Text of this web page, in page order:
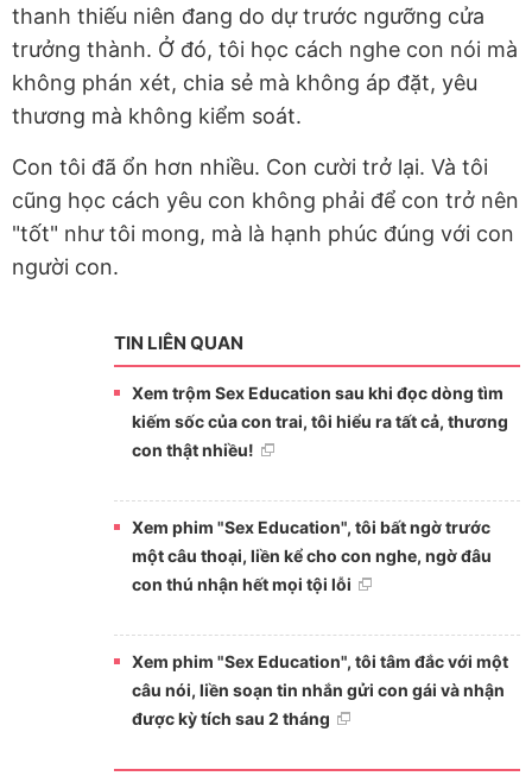
thanh thiếu niên đang do dự trước ngưỡng cửa
trưởng thành. Ở đó, tôi học cách nghe con nói mà
không phán xét, chia sẻ mà không áp đặt, yêu
thương mà không kiểm soát.
Con tôi đã ổn hơn nhiều. Con cười trở lại. Và tôi
cũng học cách yêu con không phải để con trở nên
"tốt" như tôi mong, mà là hạnh phúc đúng với con
người con.
TIN LIÊN QUAN
Xem trộm Sex Education sau khi đọc dòng tìm
kiếm sốc của con trai, tôi hiểu ra tất cả, thương
con thật nhiều!
Xem phim "Sex Education", tôi bất ngờ trước
một câu thoại, liền kể cho con nghe, ngờ đâu
con thú nhận hết mọi tội lỗi
Xem phim "Sex Education", tôi tâm đắc với một
câu nói, liền soạn tin nhắn gửi con gái và nhận
được kỳ tích sau 2 tháng